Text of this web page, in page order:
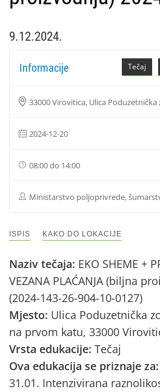
9.12.2024.
Tečaj
Informacije
33000 Virovitica, Ulica Poduzetnička
2024-12-20
08:00 do 14:00
Ministarstvo poljoprivrede,
ISPIS KAKO DO LOKACIJE
Naziv tečaja: EKO SHEME +
VEZANA PLAĆANJA (biljna
(2024-143-26-904-10-0127)
Mjesto: Ulica Poduzetnička
na prvom katu, 33000
Vrsta edukacije: Tečaj
Ova edukacija se priznaje za:
31.01. Intenzivirana